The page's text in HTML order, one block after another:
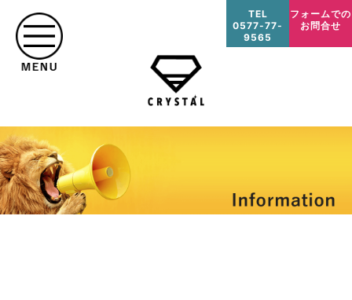
TEL
0577-77-
9565
フォームでの
お問合せ